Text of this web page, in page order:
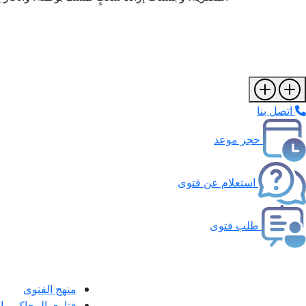
اتصل بنا
حجز موعد
استعلام عن فتوى
طلب فتوى
منهج الفتوى